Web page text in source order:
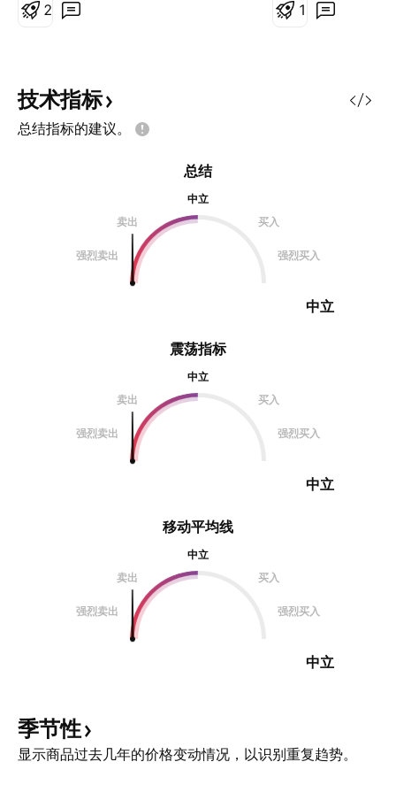
2
该考虑自己的投资
1
技术指标
总结指标的建议。
震荡指标
中立
卖出
买入
强烈卖出 强烈买入
中立
总结
中立
卖出
买入
强烈卖出 强烈买入
中立
移动平均线
中立
卖出
买入
强烈卖出 强烈买入
中立
季节性
显示商品过去几年的价格变动情况，以识别重复趋势。